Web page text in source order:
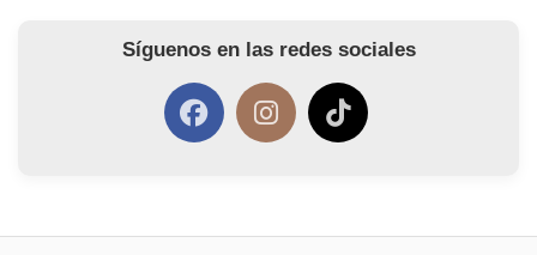
Síguenos en las redes sociales